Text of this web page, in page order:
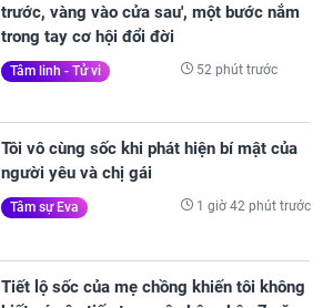
trước, vàng vào cửa sau', một bước nắm
trong tay cơ hội đổi đời
Tâm linh - Tử vi 52 phút trước
Tôi vô cùng sốc khi phát hiện bí mật của
người yêu và chị gái
Tâm sự Eva 1 giờ 42 phút trước
Tiết lộ sốc của mẹ chồng khiến tôi không